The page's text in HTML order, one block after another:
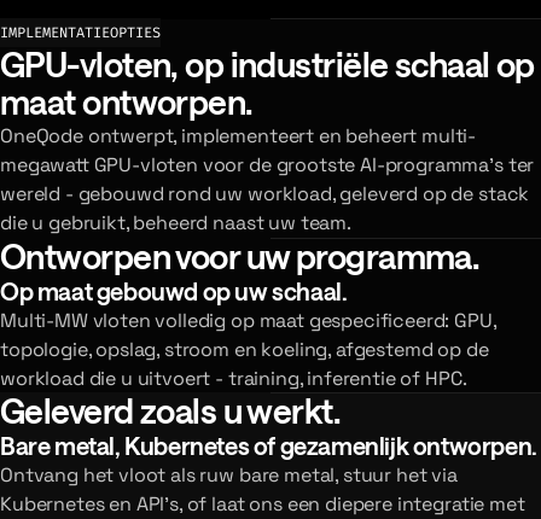
IMPLEMENTATIEOPTIES
GPU-vloten, op industriële schaal op
maat ontworpen.
OneQode ontwerpt, implementeert en beheert multi-
megawatt GPU-vloten voor de grootste AI-programma's ter
wereld - gebouwd rond uw workload, geleverd op de stack
die u gebruikt, beheerd naast uw team.
Ontworpen voor uw programma.
Op maat gebouwd op uw schaal.
Multi-MW vloten volledig op maat gespecificeerd: GPU,
topologie, opslag, stroom en koeling, afgestemd op de
workload die u uitvoert - training, inferentie of HPC.
Geleverd zoals u werkt.
Bare metal, Kubernetes of gezamenlijk ontworpen.
Ontvang het vloot als ruw bare metal, stuur het via
Kubernetes en API's, of laat ons een diepere integratie met